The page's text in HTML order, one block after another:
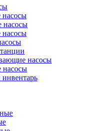
насосы
насосы
насосы